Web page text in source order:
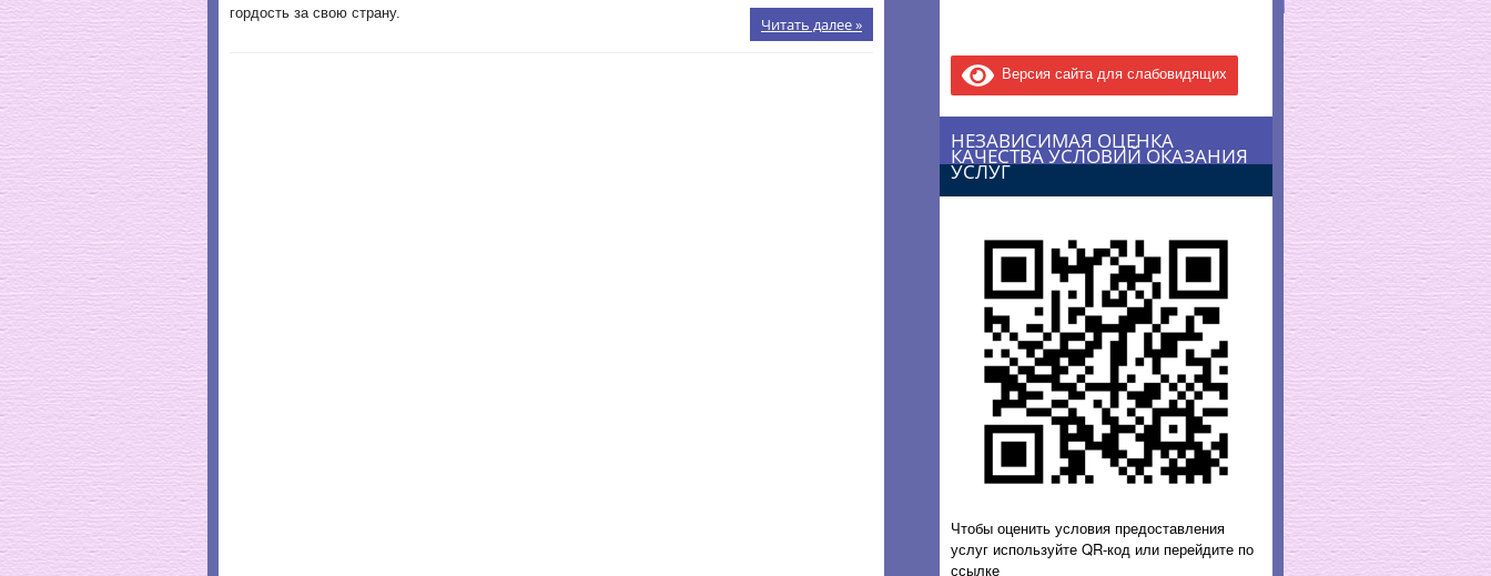
гордость за свою страну.
Читать далее »
Версия сайта для слабовидящих
НЕЗАВИСИМАЯ ОЦЕНКА
КАЧЕСТВА УСЛОВИЙ ОКАЗАНИЯ
УСЛУГ
Чтобы оценить условия предоставления
услуг используйте QR-код или перейдите по
ссылке